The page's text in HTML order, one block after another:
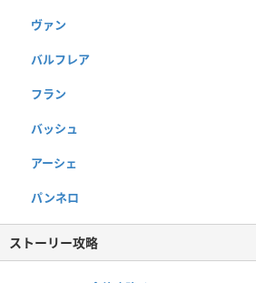
ヴァン
バルフレア
フラン
バッシュ
アーシェ
パンネロ
ストーリー攻略